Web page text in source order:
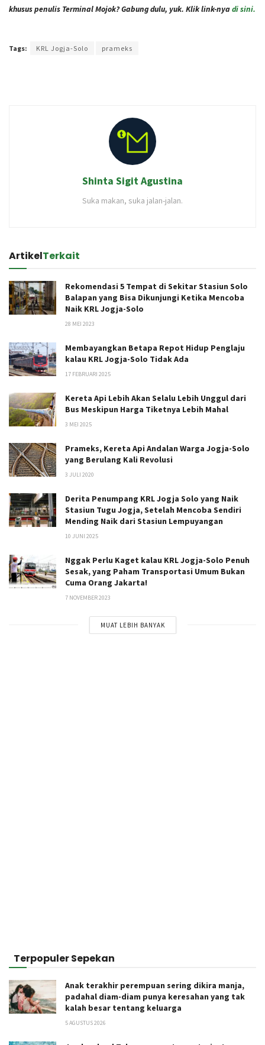
khusus penulis Terminal Mojok? Gabung dulu, yuk. Klik link-nyadi sini.
Tags: KRL Jogja-Solo prameks
Shinta Sigit Agustina
Suka makan, suka jalan-jalan.
ArtikelTerkait
Rekomendasi 5 Tempat di Sekitar Stasiun Solo
Balapan yang Bisa Dikunjungi Ketika Mencoba
Naik KRL Jogja-Solo
28 MEI 2023
Membayangkan Betapa Repot Hidup Penglaju
kalau KRL Jogja-Solo Tidak Ada
17 FEBRUARI 2025
Kereta Api Lebih Akan Selalu Lebih Unggul dari
Bus Meskipun Harga Tiketnya Lebih Mahal
3 MEI 2025
Prameks, Kereta Api Andalan Warga Jogja-Solo
yang Berulang Kali Revolusi
3 JULI 2020
Derita Penumpang KRL Jogja Solo yang Naik
Stasiun Tugu Jogja, Setelah Mencoba Sendiri
Mending Naik dari Stasiun Lempuyangan
10 JUNI 2025
Nggak Perlu Kaget kalau KRL Jogja-Solo Penuh
Sesak, yang Paham Transportasi Umum Bukan
Cuma Orang Jakarta!
7 NOVEMBER 2023
MUAT LEBIH BANYAK
Terpopuler Sepekan
Anak terakhir perempuan sering dikira manja,
padahal diam-diam punya keresahan yang tak
kalah besar tentang keluarga
5 AGUSTUS 2026